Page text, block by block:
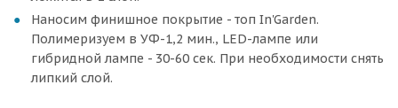
Наносим финишное покрытие - топ In'Garden.
Полимеризуем в УФ-1,2 мин., LED-лампе или
гибридной лампе - 30-60 сек. При необходимости снять
липкий слой.